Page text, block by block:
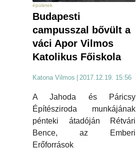
épületek
Budapesti
campusszal bővült a
váci Apor Vilmos
Katolikus Főiskola
Katona Vilmos 2017.12.19. 15:56
A Jahoda és Páricsy
Építésziroda munkájának
pénteki átadóján Rétvári
Bence, az Emberi
Erőforrások